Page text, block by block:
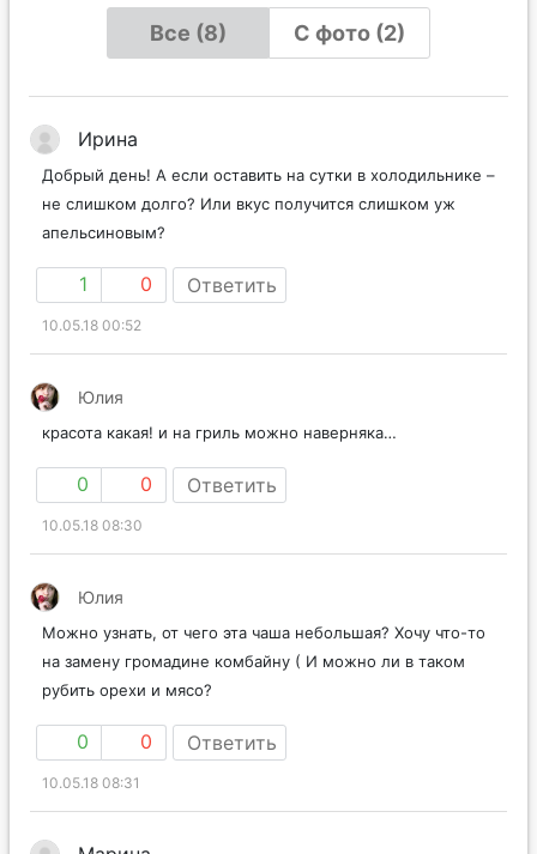
Все (8)
С фото (2)
Ирина
Добрый день! А если оставить на сутки в холодильнике –
не слишком долго? Или вкус получится слишком уж
апельсиновым?
1 0 Ответить
10.05.18 00:52
Юлия
красота какая! и на гриль можно наверняка…
0 0 Ответить
10.05.18 08:30
Юлия
Можно узнать, от чего эта чаша небольшая? Хочу что-то
на замену громадине комбайну ( И можно ли в таком
рубить орехи и мясо?
0 0 Ответить
10.05.18 08:31